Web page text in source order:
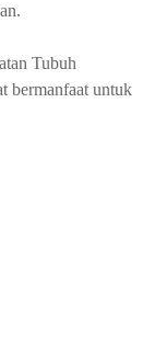
Tubuh
bermanfaat untuk